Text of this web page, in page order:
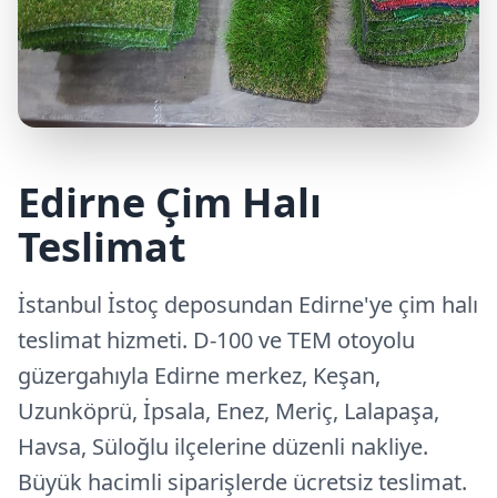
Edirne Çim Halı
Teslimat
İstanbul İstoç deposundan Edirne'ye çim halı
teslimat hizmeti. D-100 ve TEM otoyolu
güzergahıyla Edirne merkez, Keşan,
Uzunköprü, İpsala, Enez, Meriç, Lalapaşa,
Havsa, Süloğlu ilçelerine düzenli nakliye.
Büyük hacimli siparişlerde ücretsiz teslimat.